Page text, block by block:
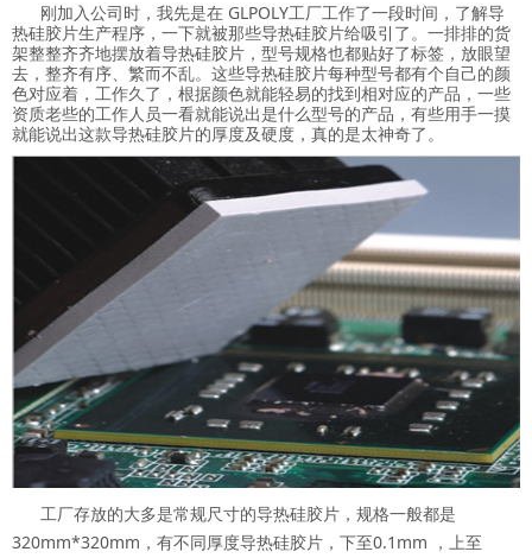
刚加入公司时，我先是在 GLPOLY工厂工作了一段时间，了解导
热硅胶片生产程序，一下就被那些导热硅胶片给吸引了。一排排的货
架整整齐齐地摆放着导热硅胶片，型号规格也都贴好了标签，放眼望
去，整齐有序、繁而不乱。这些导热硅胶片每种型号都有个自己的颜
色对应着，工作久了，根据颜色就能轻易的找到相对应的产品，一些
资质老些的工作人员一看就能说出是什么型号的产品，有些用手一摸
就能说出这款导热硅胶片的厚度及硬度，真的是太神奇了。
工厂存放的大多是常规尺寸的导热硅胶片，规格一般都是
320mm*320mm，有不同厚度导热硅胶片，下至0.1mm ，上至